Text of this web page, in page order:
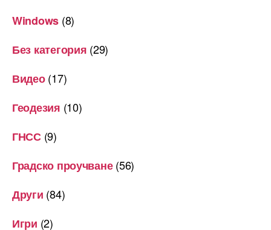
Windows (8)
Без категория (29)
Видео(17)
Геодезия (10)
ГНСС(9)
Градско проучване(56)
Други (84)
Игри (2)